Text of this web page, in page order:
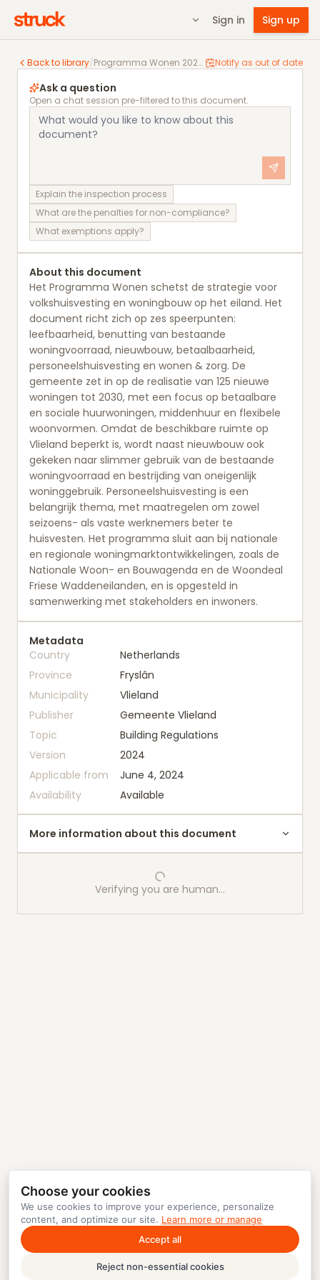
Sign in Sign up
Back to library/ Programma Wonen 2024-2028 Notify as out of date
Programma Wonen 2024-2028
Ask a question
Open a chat session pre-filtered to this document.
Explain the inspection process
What are the penalties for non-compliance?
What exemptions apply?
About this document
Het Programma Wonen schetst de strategie voor
volkshuisvesting en woningbouw op het eiland. Het
document richt zich op zes speerpunten:
leefbaarheid, benutting van bestaande
woningvoorraad, nieuwbouw, betaalbaarheid,
personeelshuisvesting en wonen & zorg. De
gemeente zet in op de realisatie van 125 nieuwe
woningen tot 2030, met een focus op betaalbare
en sociale huurwoningen, middenhuur en flexibele
woonvormen. Omdat de beschikbare ruimte op
Vlieland beperkt is, wordt naast nieuwbouw ook
gekeken naar slimmer gebruik van de bestaande
woningvoorraad en bestrijding van oneigenlijk
woninggebruik. Personeelshuisvesting is een
belangrijk thema, met maatregelen om zowel
seizoens- als vaste werknemers beter te
huisvesten. Het programma sluit aan bij nationale
en regionale woningmarktontwikkelingen, zoals de
Nationale Woon- en Bouwagenda en de Woondeal
Friese Waddeneilanden, en is opgesteld in
samenwerking met stakeholders en inwoners.
Metadata
Country
Netherlands
Province
Fryslân
Municipality
Vlieland
Publisher
Gemeente Vlieland
Topic
Building Regulations
Version
2024
Applicable from
June 4, 2024
Availability
Available
More information about this document
Verifying you are human…
Choose your cookies
We use cookies to improve your experience, personalize
content, and optimize our site. Learn more or manage
Accept all
Reject non-essential cookies